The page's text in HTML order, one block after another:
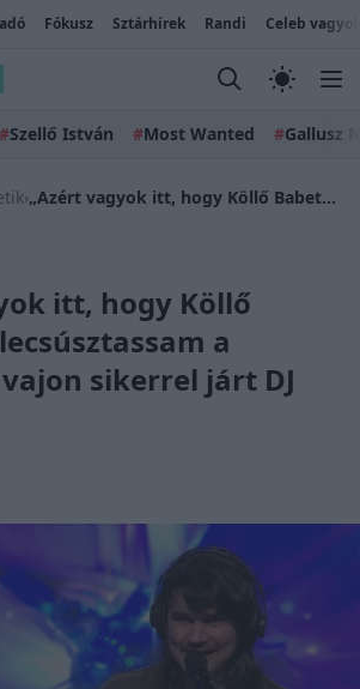
Fókusz Sztárhírek Randi Celeb
#Szellő István #Most Wanted #Gallusz
› „Azért vagyok itt, hogy Köllő Babettnek lecsúsztassam a bugyiját” – vajon sikerrel járt DJ Berci?
itt, hogy Köllő
a
sikerrel járt DJ